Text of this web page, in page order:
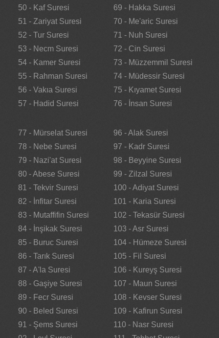
50 - Kaf Suresi
51 - Zariyat Suresi
52 - Tur Suresi
53 - Necm Suresi
54 - Kamer Suresi
55 - Rahman Suresi
56 - Vakıa Suresi
57 - Hadid Suresi
69 - Hakka Suresi
70 - Me'aric Suresi
71 - Nuh Suresi
72 - Cin Suresi
73 - Müzzemmil Suresi
74 - Müdessir Suresi
75 - Kıyamet Suresi
76 - İnsan Suresi
77 - Mürselat Suresi
78 - Nebe Suresi
79 - Nazi'at Suresi
80 - Abese Suresi
81 - Tekvir Suresi
82 - İnfitar Suresi
83 - Mutaffifin Suresi
84 - İnşikak Suresi
85 - Buruc Suresi
86 - Tarık Suresi
87 - A'la Suresi
88 - Gaşiye Suresi
89 - Fecr Suresi
90 - Beled Suresi
91 - Şems Suresi
96 - Alak Suresi
97 - Kadr Suresi
98 - Beyyine Suresi
99 - Zilzal Suresi
100 - Adiyat Suresi
101 - Karia Suresi
102 - Tekasür Suresi
103 - Asr Suresi
104 - Hümeze Suresi
105 - Fil Suresi
106 - Kureyş Suresi
107 - Maun Suresi
108 - Kevser Suresi
109 - Kafirun Suresi
110 - Nasr Suresi